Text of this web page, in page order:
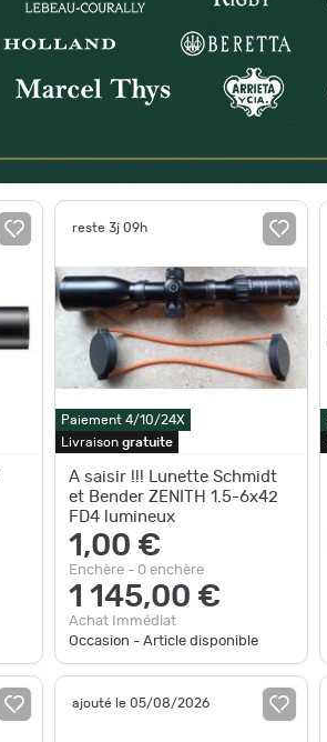
reste 3j 09h
Paiement 4/10/24X
Livraison gratuite
A saisir !!! Lunette Schmidt
et Bender ZENITH 1.5-6x42
FD4 lumineux
1,00 €
Enchère - 0 enchère
1 145,00 €
Achat Immédiat
Occasion - Article disponible
ajouté le 05/08/2026